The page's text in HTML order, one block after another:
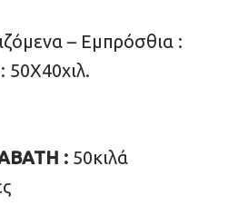
– Εμπρόσθια :
50Χ40χιλ.
: 50κιλά